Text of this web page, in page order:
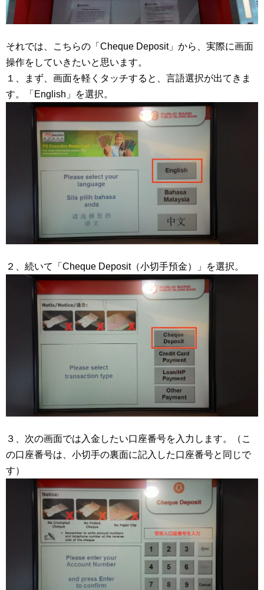
それでは、こちらの「Cheque Deposit」から、実際に画面
操作をしていきたいと思います。
１、まず、画面を軽くタッチすると、言語選択が出てきま
す。「English」を選択。
２、続いて「Cheque Deposit（小切手預金）」を選択。
３、次の画面では入金したい口座番号を入力します。（こ
の口座番号は、小切手の裏面に記入した口座番号と同じで
す）